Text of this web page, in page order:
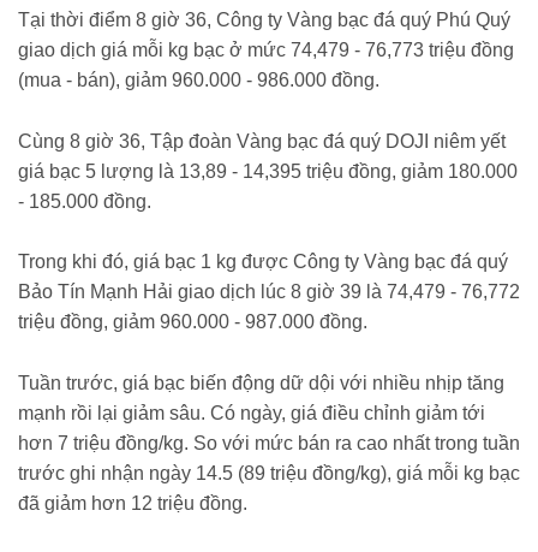
Tại thời điểm 8 giờ 36, Công ty Vàng bạc đá quý Phú Quý
giao dịch giá mỗi kg bạc ở mức 74,479 - 76,773 triệu đồng
(mua - bán), giảm 960.000 - 986.000 đồng.
Cùng 8 giờ 36, Tập đoàn Vàng bạc đá quý DOJI niêm yết
giá bạc 5 lượng là 13,89 - 14,395 triệu đồng, giảm 180.000
- 185.000 đồng.
Trong khi đó, giá bạc 1 kg được Công ty Vàng bạc đá quý
Bảo Tín Mạnh Hải giao dịch lúc 8 giờ 39 là 74,479 - 76,772
triệu đồng, giảm 960.000 - 987.000 đồng.
Tuần trước, giá bạc biến động dữ dội với nhiều nhịp tăng
mạnh rồi lại giảm sâu. Có ngày, giá điều chỉnh giảm tới
hơn 7 triệu đồng/kg. So với mức bán ra cao nhất trong tuần
trước ghi nhận ngày 14.5 (89 triệu đồng/kg), giá mỗi kg bạc
đã giảm hơn 12 triệu đồng.